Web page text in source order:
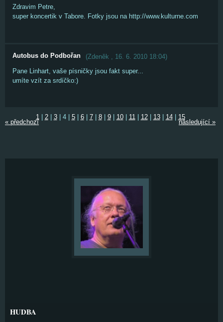
Zdravim Petre,
super koncertik v Tabore. Fotky jsou na http://www.kulturne.com
Autobus do Podbořan (Zdeněk , 16. 6. 2010 18:04)
Pane Linhart, vaše písničky jsou fakt super...
umíte vzít za srdíčko:)
« předchozí
1 2 3 4 5 6 7 8 9 10 11 12 13 14 15
následující »
HUDBA